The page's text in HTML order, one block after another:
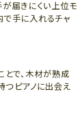
が届きにくい上位モ
で手に入れるチャ
とで、木材が熟成
つピアノに出会え